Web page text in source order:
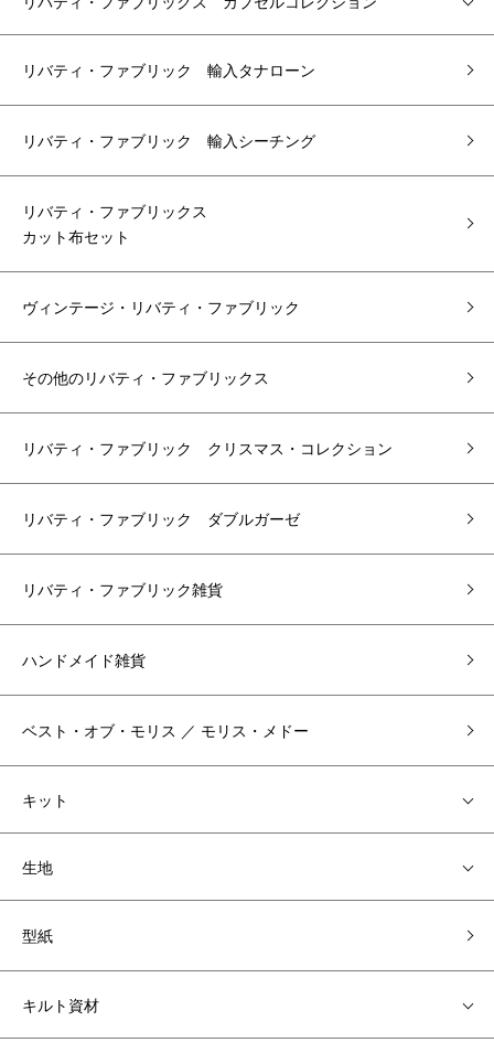
リバティ・ファブリック 輸入タナローン
リバティ・ファブリック 輸入シーチング
リバティ・ファブリックス
カット布セット
ヴィンテージ・リバティ・ファブリック
その他のリバティ・ファブリックス
リバティ・ファブリック クリスマス・コレクション
リバティ・ファブリック ダブルガーゼ
リバティ・ファブリック雑貨
ハンドメイド雑貨
ベスト・オブ・モリス ／ モリス・メドー
キット
生地
型紙
キルト資材